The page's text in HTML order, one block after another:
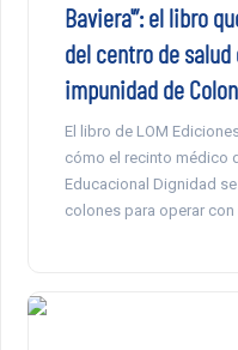
Baviera'”: el libro
del centro de
impunidad de
El libro de LOM
cómo el recinto médico
Educacional Dignidad
colones para operar